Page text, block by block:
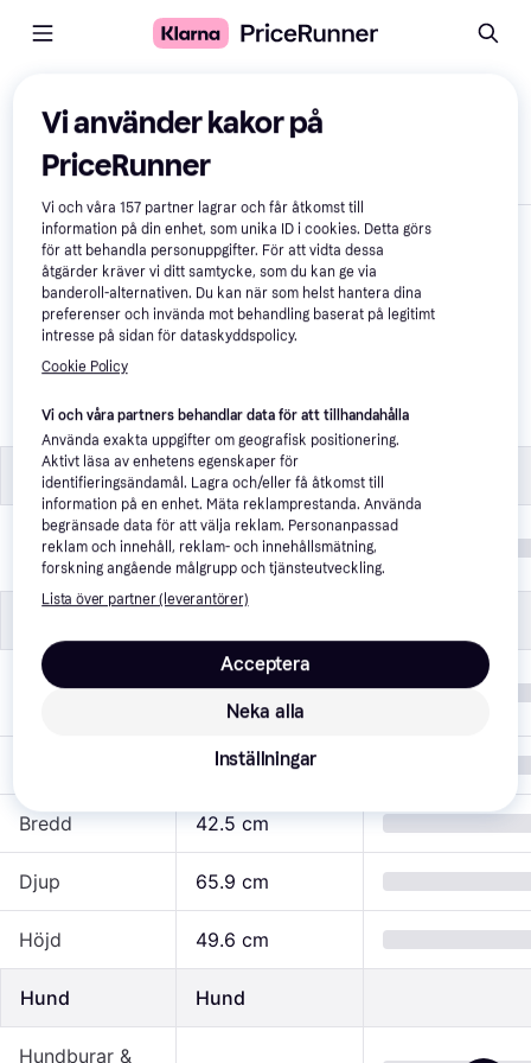
Jämför produkter
Visa endast skillnader
3 999 kr
Specifikationer Specifikationer
Material
Rostfritt stål,
Aluminium
Tillverkarens
S
9.1 kg
Bredd 42.5 cm
Djup 65.9 cm
Höjd 49.6 cm
Hund Hund
Hundburar &
Vi använder kakor på
PriceRunner
Vi och våra157 partner lagrar och får åtkomst till
information på din enhet, som unika ID i cookies. Detta görs
för att behandla personuppgifter. För att vidta dessa
åtgärder kräver vi ditt samtycke, som du kan ge via
banderoll-alternativen. Du kan när som helst hantera dina
preferenser och invända mot behandling baserat på legitimt
intresse på sidan för dataskyddspolicy.
Cookie Policy
Vi och våra partners behandlar data för att tillhandahålla
Använda exakta uppgifter om geografisk positionering.
Aktivt läsa av enhetens egenskaper för
identifieringsändamål. Lagra och/eller få åtkomst till
information på en enhet. Mäta reklamprestanda. Använda
begränsade data för att välja reklam. Personanpassad
reklam och innehåll, reklam- och innehållsmätning,
forskning angående målgrupp och tjänsteutveckling.
Lista över partner (leverantörer)
Neka alla
Acceptera
Inställningar